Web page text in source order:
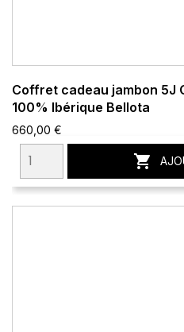
Coffret cadeau jambon 5J
100% Ibérique Bellota
660,00 €
